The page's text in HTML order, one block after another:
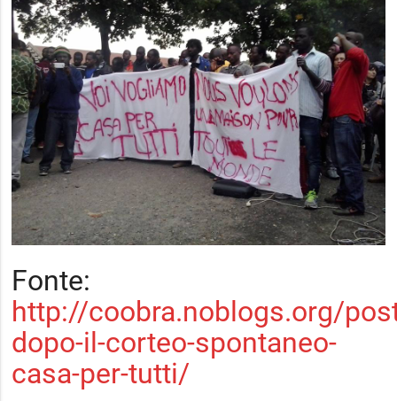
Fonte:
http://coobra.noblogs.org/
dopo-il-corteo-spontaneo-
casa-per-tutti/